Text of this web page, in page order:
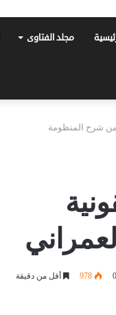
مجلد الفتاوى
من شرح المنظومة
0
978 أقل من دقيقة